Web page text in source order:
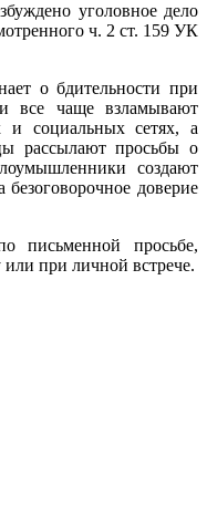
уголовное дело
ч. 2 ст. 159 УК
о бдительности при
все чаще взламывают
и социальных сетях, а
рассылают просьбы о
создают
доверие
письменной просьбе,
при личной встрече.